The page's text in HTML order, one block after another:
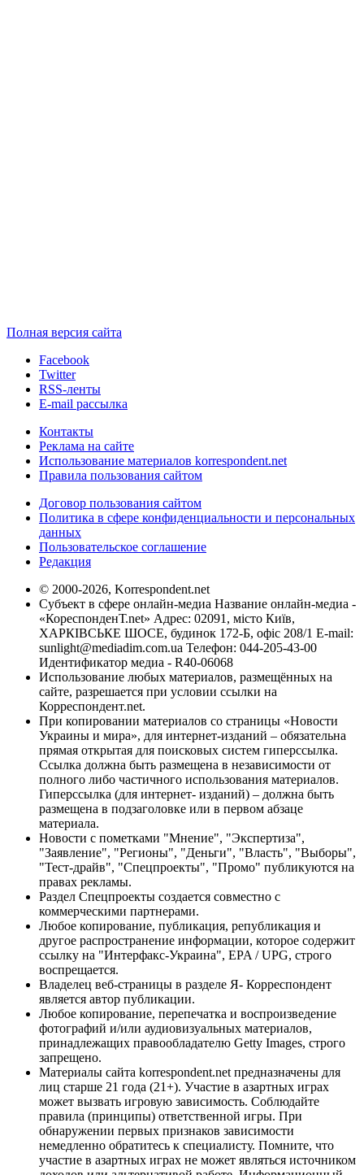
Полная версия сайта
Facebook
Twitter
RSS-ленты
E-mail рассылка
Контакты
Реклама на сайте
Использование материалов korrespondent.net
Правила пользования сайтом
Договор пользования сайтом
Политика в сфере конфиденциальности и персональных
данных
Пользовательское соглашение
Редакция
© 2000-2026, Korrespondent.net
Субъект в сфере онлайн-медиа Название онлайн-медиа -
«КореспонденТ.net» Адрес: 02091, місто Київ,
ХАРКІВСЬКЕ ШОСЕ, будинок 172-Б, офіс 208/1 E-mail:
sunlight@mediadim.com.ua Телефон: 044-205-43-00
Идентификатор медиа - R40-06068
Использование любых материалов, размещённых на
сайте, разрешается при условии ссылки на
Корреспондент.net.
При копировании материалов со страницы «Новости
Украины и мира», для интернет-изданий – обязательна
прямая открытая для поисковых систем гиперссылка.
Ссылка должна быть размещена в независимости от
полного либо частичного использования материалов.
Гиперссылка (для интернет- изданий) – должна быть
размещена в подзаголовке или в первом абзаце
материала.
Новости с пометками "Мнение", "Экспертиза",
"Заявление", "Регионы", "Деньги", "Власть", "Выборы",
"Тест-драйв", "Спецпроекты", "Промо" публикуются на
правах рекламы.
Раздел Спецпроекты создается совместно с
коммерческими партнерами.
Любое копирование, публикация, републикация и
другое распространение информации, которое содержит
ссылку на "Интерфакс-Украина", EPA / UPG, строго
воспрещается.
Владелец веб-страницы в разделе Я- Корреспондент
является автор публикации.
Любое копирование, перепечатка и воспроизведение
фотографий и/или аудиовизуальных материалов,
принадлежащих правообладателю Getty Images, строго
запрещено.
Материалы сайта korrespondent.net предназначены для
лиц старше 21 года (21+). Участие в азартных играх
может вызвать игровую зависимость. Соблюдайте
правила (принципы) ответственной игры. При
обнаружении первых признаков зависимости
немедленно обратитесь к специалисту. Помните, что
участие в азартных играх не может являться источником